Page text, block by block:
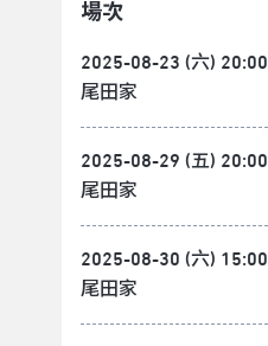
場次
2025-08-23 (六) 20:00
尾田家
2025-08-29 (五) 20:00
尾田家
2025-08-30 (六) 15:00
尾田家